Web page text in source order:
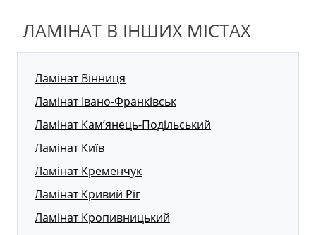
ЛАМІНАТ В ІНШИХ МІСТАХ
Ламінат Вінниця
Ламінат Івано-Франківськ
Ламінат Кам’янець-Подільський
Ламінат Київ
Ламінат Кременчук
Ламінат Кривий Ріг
Ламінат Кропивницький